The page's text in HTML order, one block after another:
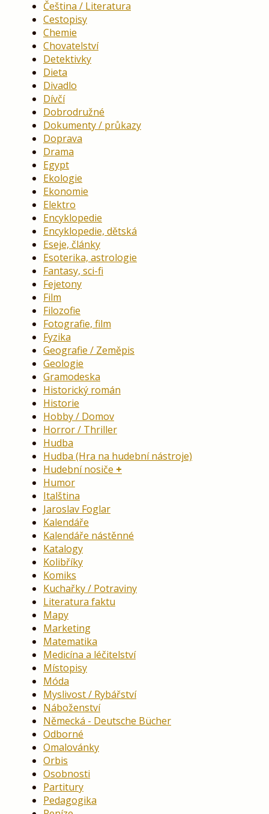
Čeština / Literatura
Cestopisy
Chemie
Chovatelství
Detektivky
Dieta
Divadlo
Dívčí
Dobrodružné
Dokumenty / průkazy
Doprava
Drama
Egypt
Ekologie
Ekonomie
Elektro
Encyklopedie
Encyklopedie, dětská
Eseje, články
Esoterika, astrologie
Fantasy, sci-fi
Fejetony
Film
Filozofie
Fotografie, film
Fyzika
Geografie / Zeměpis
Geologie
Gramodeska
Historický román
Historie
Hobby / Domov
Horror / Thriller
Hudba
Hudba (Hra na hudební nástroje)
Hudební nosiče
Humor
Italština
Jaroslav Foglar
Kalendáře
Kalendáře nástěnné
Katalogy
Kolibříky
Komiks
Kuchařky / Potraviny
Literatura faktu
Mapy
Marketing
Matematika
Medicína a léčitelství
Místopisy
Móda
Myslivost / Rybářství
Náboženství
Německá - Deutsche Bücher
Odborné
Omalovánky
Orbis
Osobnosti
Partitury
Pedagogika